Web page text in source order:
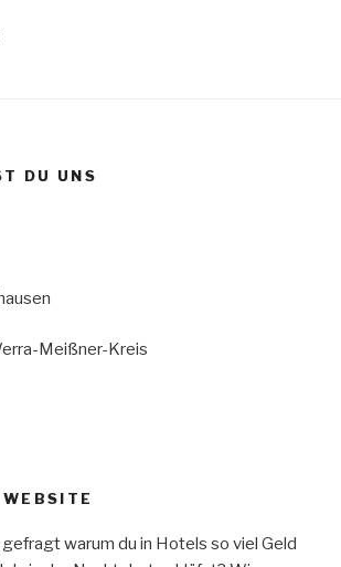
DU UNS
Meißner-Kreis
warum du in Hotels so viel Geld